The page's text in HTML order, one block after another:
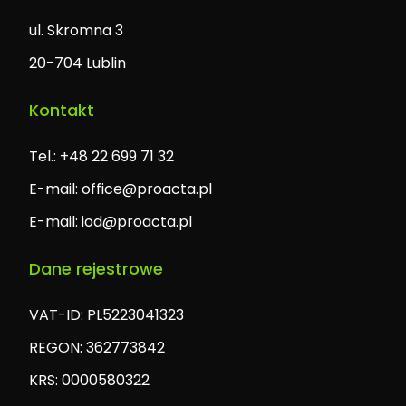
ul. Skromna 3
20-704 Lublin
Kontakt
Tel.: +48 22 699 71 32
E-mail: office@proacta.pl
E-mail: iod@proacta.pl
Dane rejestrowe
VAT-ID: PL5223041323
REGON: 362773842
KRS: 0000580322